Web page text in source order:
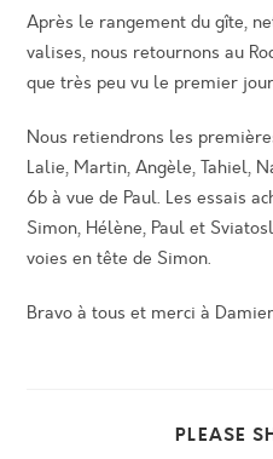
Après le rangement du gîte,
valises, nous retournons au
que très peu vu le premier
Nous retiendrons les
Lalie, Martin, Angèle, Tahiel,
6b à vue de Paul. Les essais
Simon, Hélène, Paul et
voies en tête de Simon.
Bravo à tous et merci à
PLEASE